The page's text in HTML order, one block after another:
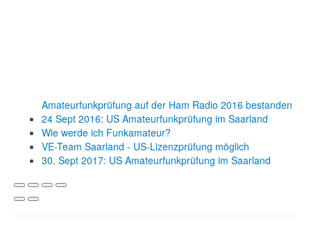
Amateurfunkprüfung auf der Ham Radio 2016 bestanden
24 Sept 2016: US Amateurfunkprüfung im Saarland
Wie werde ich Funkamateur?
VE-Team Saarland - US-Lizenzprüfung möglich
30. Sept 2017: US Amateurfunkprüfung im Saarland